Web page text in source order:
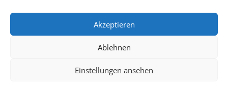
Akzeptieren
Ablehnen
Einstellungen ansehen
Minuten vor Beginn des Films und solange der Vorrat reicht!
Weitere Details zum Festival finden Sie